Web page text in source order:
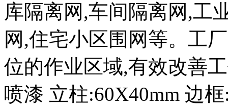
库隔离网,车间隔离网,工
网,住宅小区围网等。工
位的作业区域,有效改善
喷漆 立柱:60X40mm 边